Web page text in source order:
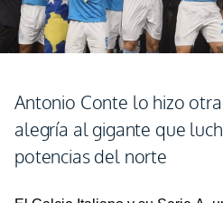
Antonio Conte lo hizo
alegría al gigante que
potencias del norte